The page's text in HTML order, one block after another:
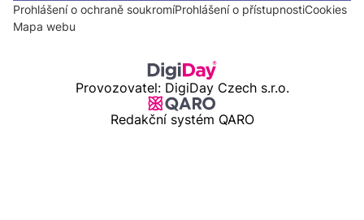
Prohlášení o ochraně soukromíProhlášení o přístupnostiCookies
Mapa webu
Provozovatel: DigiDay Czech s.r.o.
Redakční systém QARO